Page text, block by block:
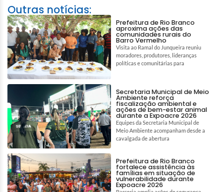
Outras notícias:
Prefeitura de Rio Branco
aproxima ações das
comunidades rurais do
Barro Vermelho
Visita ao Ramal do Junqueira reuniu
moradores, produtores, lideranças
políticas e comunitárias para
Secretaria Municipal de Meio
Ambiente reforça
fiscalização ambiental e
ações de bem-estar animal
durante a Expoacre 2026
Equipes da Secretaria Municipal de
Meio Ambiente acompanham desde a
cavalgada de abertura
Prefeitura de Rio Branco
fortalece assistência às
famílias em situação de
vulnerabilidade durante
Expoacre 2026